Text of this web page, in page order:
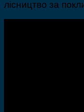
лісництво за